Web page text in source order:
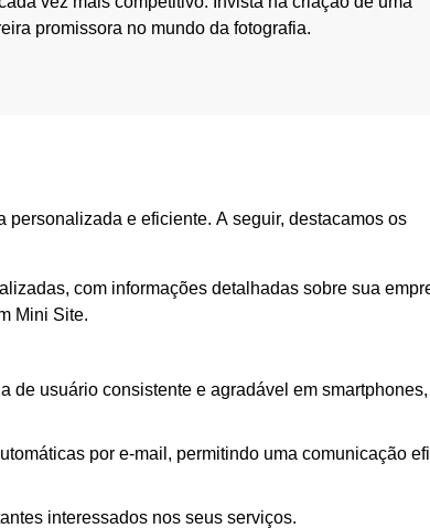
promissora no mundo da fotografia.
e eficiente. A seguir, destacamos os
com informações detalhadas sobre sua
Mini Site.
de usuário consistente e agradável em smartphones,
por e-mail, permitindo uma comunicação
interessados nos seus serviços.